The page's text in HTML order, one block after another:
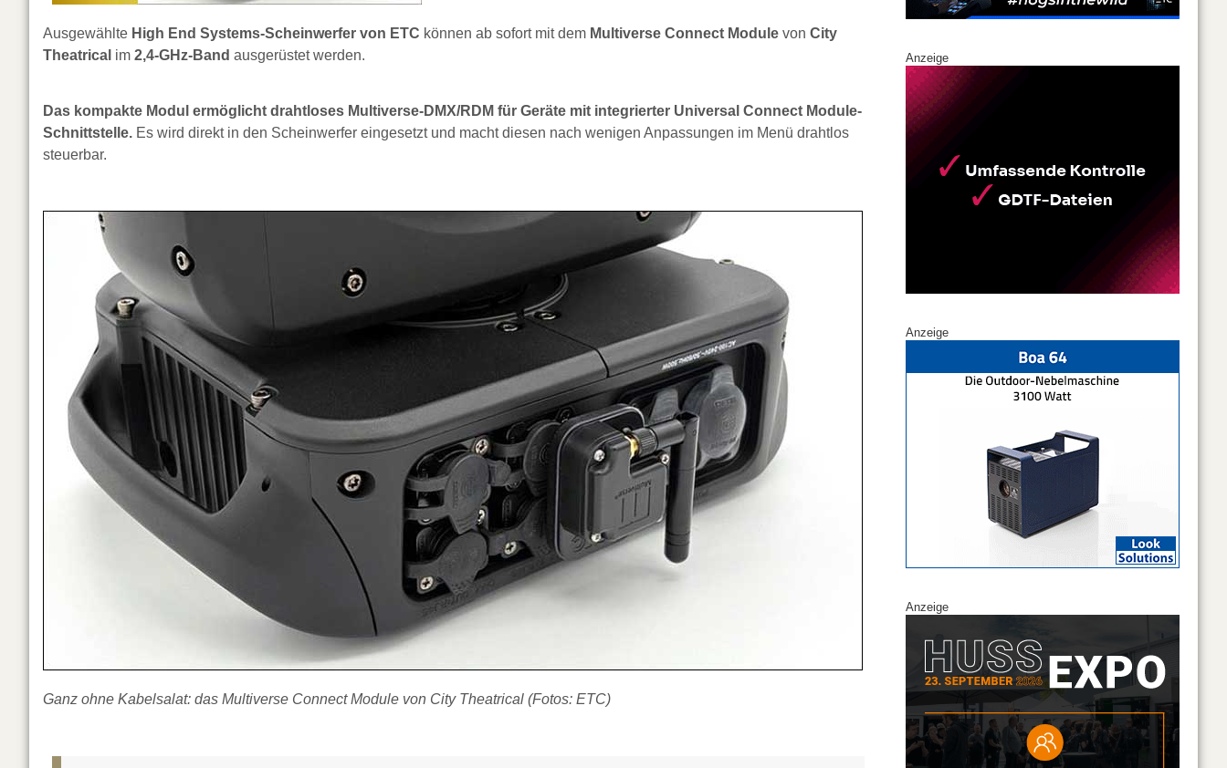
Ausgewählte High End Systems-Scheinwerfer von ETC können ab sofort mit dem Multiverse Connect Module von City
Theatrical im 2,4-GHz-Band ausgerüstet werden.
Das kompakte Modul ermöglicht drahtloses Multiverse-DMX/RDM für Geräte mit integrierter Universal Connect Module-
Schnittstelle. Es wird direkt in den Scheinwerfer eingesetzt und macht diesen nach wenigen Anpassungen im Menü drahtlos
steuerbar.
Ganz ohne Kabelsalat: das Multiverse Connect Module von City Theatrical (Fotos: ETC)
Anzeige
Anzeige
Anzeige